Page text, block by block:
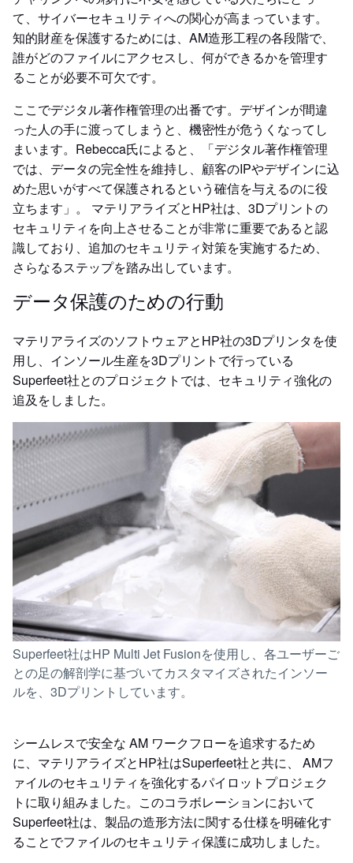
て、サイバーセキュリティへの関心が高まっています。
知的財産を保護するためには、AM造形工程の各段階で、
誰がどのファイルにアクセスし、何ができるかを管理す
ることが必要不可欠です。
ここでデジタル著作権管理の出番です。デザインが間違
った人の手に渡ってしまうと、機密性が危うくなってし
まいます。Rebecca氏によると、「デジタル著作権管理
では、データの完全性を維持し、顧客のIPやデザインに込
めた思いがすべて保護されるという確信を与えるのに役
立ちます」。 マテリアライズとHP社は、3Dプリントの
セキュリティを向上させることが非常に重要であると認
識しており、追加のセキュリティ対策を実施するため、
さらなるステップを踏み出しています。
データ保護のための行動
マテリアライズのソフトウェアとHP社の3Dプリンタを使
用し、インソール生産を3Dプリントで行っている
Superfeet社とのプロジェクトでは、セキュリティ強化の
追及をしました。
Superfeet社はHP Multi Jet Fusionを使用し、各ユーザーご
との足の解剖学に基づいてカスタマイズされたインソー
ルを、3Dプリントしています。
シームレスで安全な AM ワークフローを追求するため
に、マテリアライズとHP社はSuperfeet社と共に、 AMフ
ァイルのセキュリティを強化するパイロットプロジェク
トに取り組みました。このコラボレーションにおいて
Superfeet社は、製品の造形方法に関する仕様を明確化す
ることでファイルのセキュリティ保護に成功しました。